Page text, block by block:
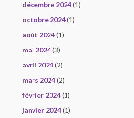
décembre 2024(1)
octobre 2024(1)
août 2024(1)
mai 2024(3)
avril 2024(2)
mars 2024(2)
février 2024(1)
janvier 2024(1)